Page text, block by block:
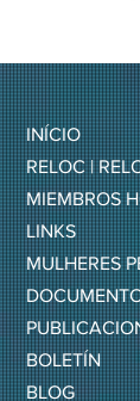
INÍCIO
RELOC |
MIEMBROS
LINKS
MULHERES
BOLETÍN
BLOG